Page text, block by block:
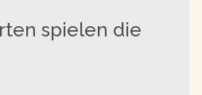
spielen die